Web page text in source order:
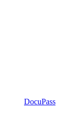
DocuPass